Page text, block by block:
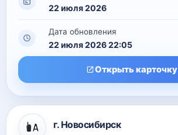
22 июля 2026
Дата обновления
22 июля 2026 22:05
Открыть карточку
г. Новосибирск